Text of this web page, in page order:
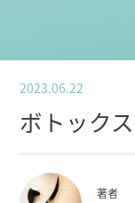
2023.06.22
ボトック
著者